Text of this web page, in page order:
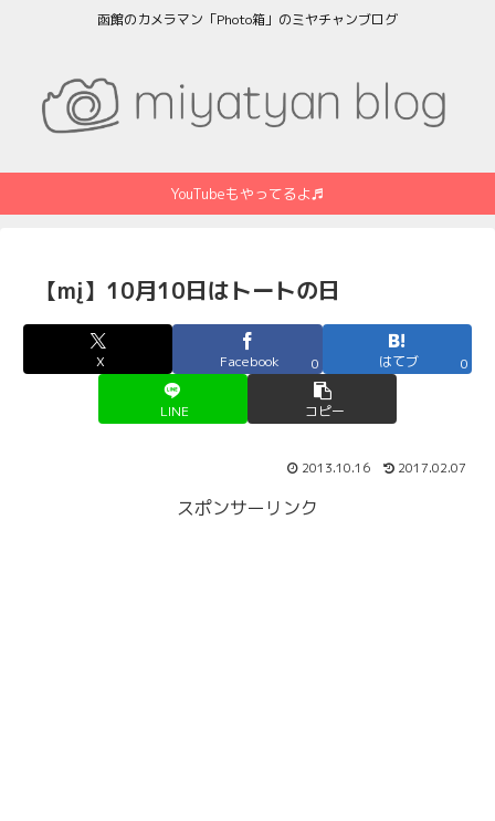
函館のカメラマン「Photo箱」のミヤチャンブログ
YouTubeもやってるよ♬
【mį】10月10日はトートの日
X Facebook 0 はてブ 0
LINE コピー
2013.10.16 2017.02.07
スポンサーリンク